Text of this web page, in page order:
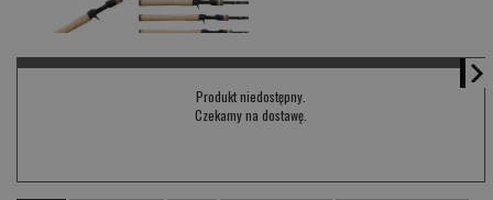
Produkt niedostępny.
Czekamy na dostawę.